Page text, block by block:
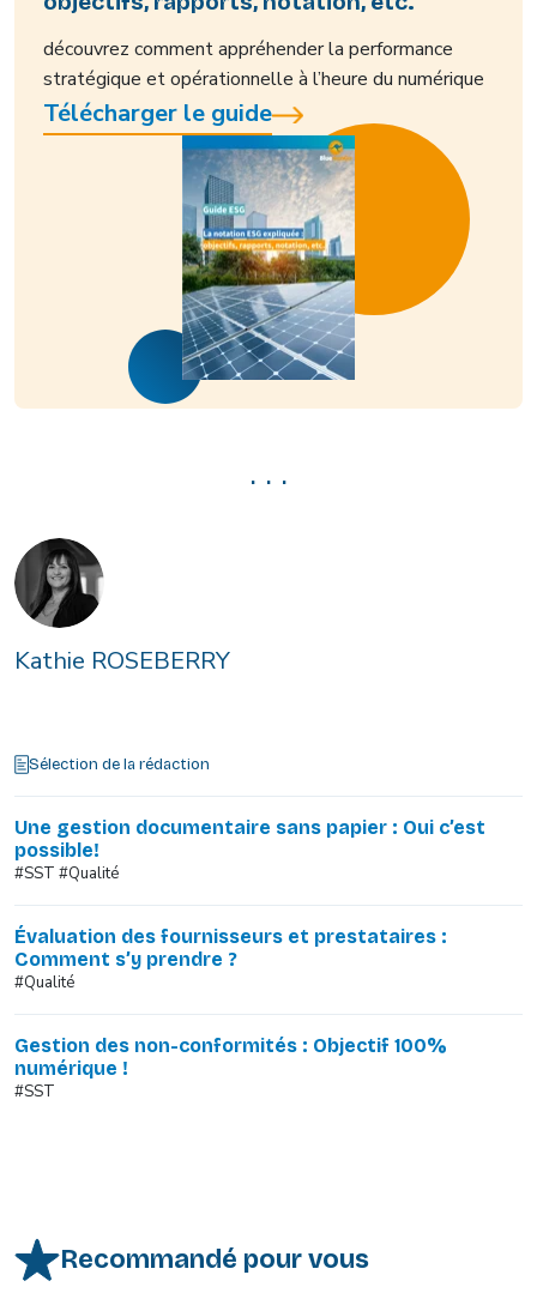
découvrez comment appréhender la performance
stratégique et opérationnelle à l’heure du numérique
Télécharger le guide
. . .
Kathie ROSEBERRY
Sélection de la rédaction
Une gestion documentaire sans papier : Oui c’est
possible!
#SST #Qualité
Évaluation des fournisseurs et prestataires :
Comment s’y prendre ?
#Qualité
Gestion des non-conformités : Objectif 100%
numérique !
#SST
Recommandé pour vous